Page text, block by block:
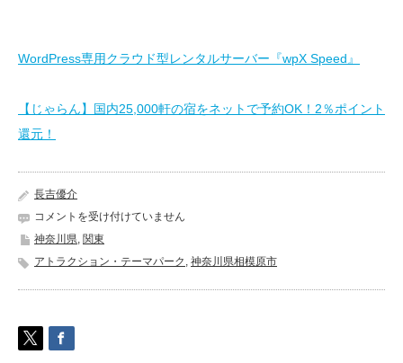
WordPress専用クラウド型レンタルサーバー『wpX Speed』
【じゃらん】国内25,000軒の宿をネットで予約OK！2％ポイント
還元！
長吉優介
さ
が
湖
ト
プ
コメントを受け付けていません
神奈川県, 関東
アトラクション・テーマパーク , 神奈川県相模原市